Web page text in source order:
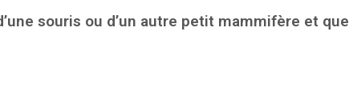
souris ou d’un autre petit mammifère et que